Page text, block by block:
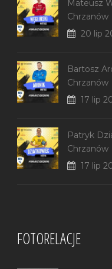
Mateusz
Chrzanów
20 lip
Bartosz
Chrzanów
17 lip
Patryk
Chrzanów
17 lip
FOTORELACJE